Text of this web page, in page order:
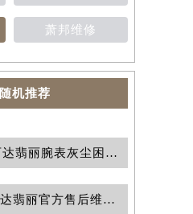
萧邦维修
随机推荐
保养秘籍：百达翡丽腕表灰尘困扰的终极解决方案揭晓
2026年7月百达翡丽官方售后维修保养综合网点变动明细